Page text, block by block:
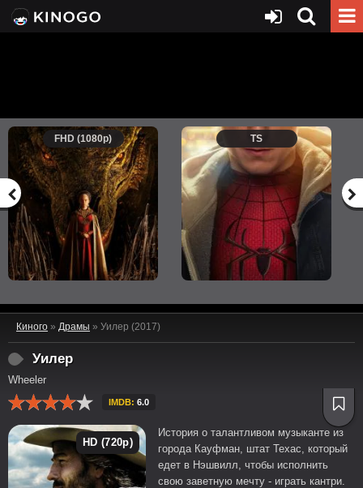
FHD (1080p) TS
Киного » Драмы » Уилер (2017)
Уилер
Wheeler
IMDB: 6.0
HD (720p)
История о талантливом музыканте из
города Кауфман, штат Техас, который
едет в Нэшвилл, чтобы исполнить
свою заветную мечту - играть кантри.